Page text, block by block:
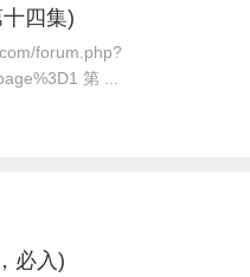
四集)
forum.php?
第 ...
必入)